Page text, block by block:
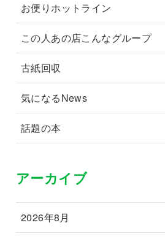
お便りホットライン
この人あの店こんなグループ
古紙回収
気になるNews
話題の本
アーカイブ
2026年8月